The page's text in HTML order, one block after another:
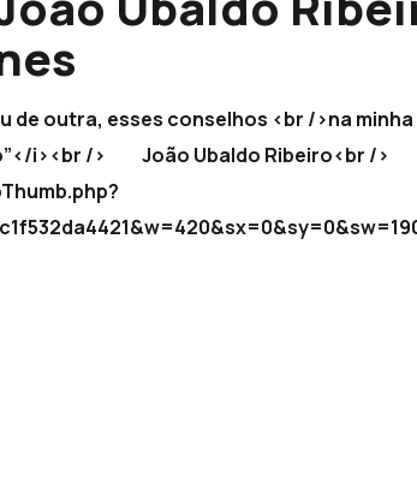
de outra, esses conselhos <br />na
i><br /> João Ubaldo Ribeiro<br /